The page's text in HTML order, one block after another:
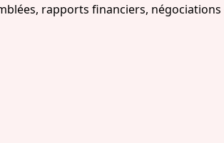
rapports financiers,